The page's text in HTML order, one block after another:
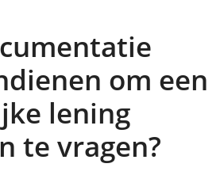
om een
lening
te vragen?